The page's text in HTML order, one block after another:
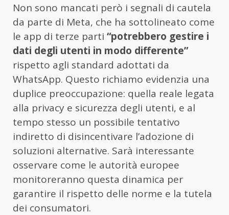
Non sono mancati però i segnali di cautela
da parte di Meta, che ha sottolineato come
le app di terze parti “potrebbero gestire i
dati degli utenti in modo differente”
rispetto agli standard adottati da
WhatsApp. Questo richiamo evidenzia una
duplice preoccupazione: quella reale legata
alla privacy e sicurezza degli utenti, e al
tempo stesso un possibile tentativo
indiretto di disincentivare l’adozione di
soluzioni alternative. Sarà interessante
osservare come le autorità europee
monitoreranno questa dinamica per
garantire il rispetto delle norme e la tutela
dei consumatori.